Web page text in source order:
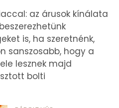
az árusok kínálata
is, ha szeretnénk,
sanszosabb, hogy a
lesznek majd
bolti